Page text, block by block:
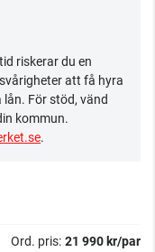
riskerar du en
att få hyra
För stöd, vänd
kommun.
.
Ord. pris: 21 990 kr/par